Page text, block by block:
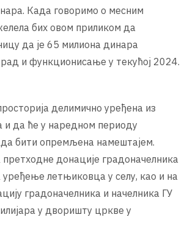
Када говоримо о месним
бих овом приликом да
да је 65 милиона динара
и функционисање у текућој 2024.
делимично уређена из
и да ће у наредном периоду
бити опремљена намештајем.
претходне донације градоначелника
летњиковца у селу, као и на
градоначелника и начелника ГУ
у дворишту цркве у